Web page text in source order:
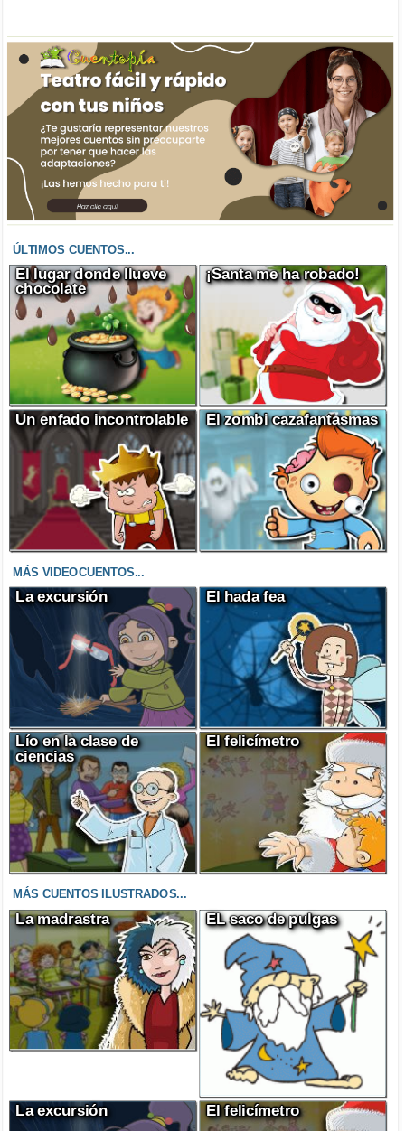
ÚLTIMOS CUENTOS...
El lugar donde llueve
chocolate
¡Santa me ha robado!
Un enfado incontrolable El zombi cazafantasmas
MÁS VIDEOCUENTOS...
La excursión El hada fea
Lío en la clase de
ciencias
El felicímetro
MÁS CUENTOS ILUSTRADOS...
La madrastra EL saco de pulgas
La excursión El felicímetro